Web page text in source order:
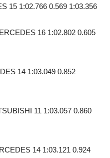
15 1:02.766 0.569 1:03.356
16 1:02.802 0.605
14 1:03.049 0.852
11 1:03.057 0.860
14 1:03.121 0.924